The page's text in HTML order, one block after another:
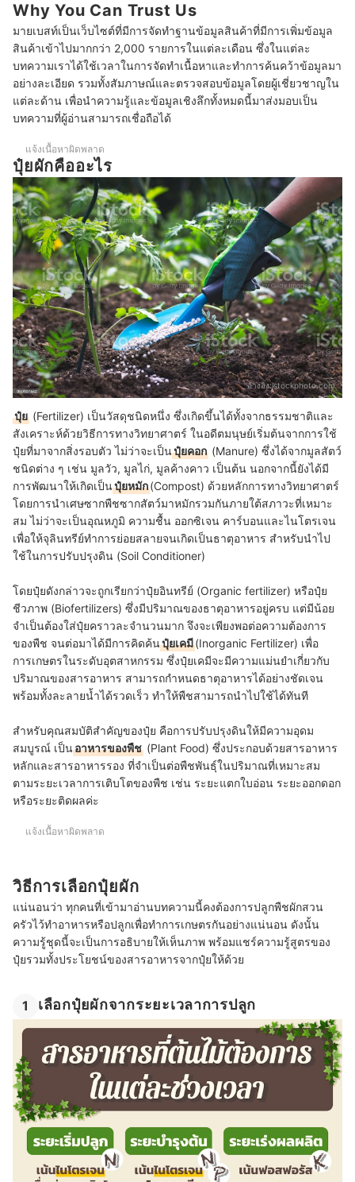
5
เลือกปุ๋ยผักที่มีสูตรบำรุงพิเศษตามประเภทของผัก หากปลูกผักชนิด
เดียว
10 ปุ๋ยผัก ยี่ห้อไหนดี รวมปุ๋ยอินทรีย์ อนินทรีย์
วิธีปลูกผักให้งอกงาม
Why You Can Trust Us
มายเบสท์เป็นเว็บไซต์ที่มีการจัดทำฐานข้อมูลสินค้าที่มีการเพิ่มข้อมูล
สินค้าเข้าไปมากกว่า 2,000 รายการในแต่ละเดือน ซึ่งในแต่ละ
บทความเราได้ใช้เวลาในการจัดทำเนื้อหาและทำการค้นคว้าข้อมูลมา
อย่างละเอียด รวมทั้งสัมภาษณ์และตรวจสอบข้อมูลโดยผู้เชี่ยวชาญใน
แต่ละด้าน เพื่อนำความรู้และข้อมูลเชิงลึกทั้งหมดนี้มาส่งมอบเป็น
บทความที่ผู้อ่านสามารถเชื่อถือได้
แจ้งเนื้อหาผิดพลาด
ปุ๋ยผักคืออะไร
อ้างอิง:istockphoto.com
ปุ๋ย (Fertilizer) เป็นวัสดุชนิดหนึ่ง ซึ่งเกิดขึ้นได้ทั้งจากธรรมชาติและ
สังเคราะห์ด้วยวิธีการทางวิทยาศาตร์ ในอดีตมนุษย์เริ่มต้นจากการใช้
ปุ๋ยที่มาจากสิ่งรอบตัว ไม่ว่าจะเป็นปุ๋ยคอก (Manure) ซึ่งได้จากมูลสัตว์
ชนิดต่าง ๆ เช่น มูลวัว, มูลไก่, มูลค้างคาว เป็นต้น นอกจากนี้ยังได้มี
การพัฒนาให้เกิดเป็นปุ๋ยหมัก(Compost) ด้วยหลักการทางวิทยาศาตร์
โดยการนำเศษซากพืชซากสัตว์มาหมักรวมกันภายใต้สภาวะที่เหมาะ
สม ไม่ว่าจะเป็นอุณหภูมิ ความชื้น ออกซิเจน คาร์บอนและไนโตรเจน
เพื่อให้จุลินทรีย์ทำการย่อยสลายจนเกิดเป็นธาตุอาหาร สำหรับนำไป
ใช้ในการปรับปรุงดิน (Soil Conditioner)
โดยปุ๋ยดังกล่าวจะถูกเรียกว่าปุ๋ยอินทรีย์ (Organic fertilizer) หรือปุ๋ย
ชีวภาพ (Biofertilizers) ซึ่งมีปริมาณของธาตุอาหารอยู่ครบ แต่มีน้อย
จำเป็นต้องใส่ปุ๋ยคราวละจำนวนมาก จึงจะเพียงพอต่อความต้องการ
ของพืช จนต่อมาได้มีการคิดค้นปุ๋ยเคมี(Inorganic Fertilizer) เพื่อ
การเกษตรในระดับอุตสาหกรรม ซึ่งปุ๋ยเคมีจะมีความแม่นยำเกี่ยวกับ
ปริมาณของสารอาหาร สามารถกำหนดธาตุอาหารได้อย่างชัดเจน
พร้อมทั้งละลายน้ำได้รวดเร็ว ทำให้พืชสามารถนำไปใช้ได้ทันที
สำหรับคุณสมบัติสำคัญของปุ๋ย คือการปรับปรุงดินให้มีความอุดม
สมบูรณ์ เป็นอาหารของพืช (Plant Food) ซึ่งประกอบด้วยสารอาหาร
หลักและสารอาหารรอง ที่จำเป็นต่อพืชพันธุ์ในปริมาณที่เหมาะสม
ตามระยะเวลาการเติบโตของพืช เช่น ระยะแตกใบอ่อน ระยะออกดอก
หรือระยะติดผลค่ะ
แจ้งเนื้อหาผิดพลาด
วิธีการเลือกปุ๋ยผัก
แน่นอนว่า ทุกคนที่เข้ามาอ่านบทความนี้คงต้องการปลูกพืชผักสวน
ครัวไว้ทำอาหารหรือปลูกเพื่อทำการเกษตรกันอย่างแน่นอน ดังนั้น
ความรู้ชุดนี้จะเป็นการอธิบายให้เห็นภาพ พร้อมแชร์ความรู้สูตรของ
ปุ๋ยรวมทั้งประโยชน์ของสารอาหารจากปุ๋ยให้ด้วย
1 เลือกปุ๋ยผักจากระยะเวลาการปลูก